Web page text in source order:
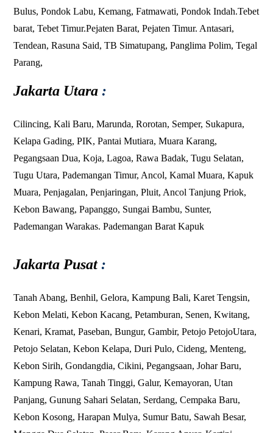
Bulus,Pondok Labu,Kemang,Fatmawati,Pondok Indah.Tebet
barat,Tebet Timur.Pejaten Barat,Pejaten Timur. Antasari,
Tendean,Rasuna Said,TB Simatupang,Panglima Polim,Tegal
Parang,
Jakarta Utara :
Cilincing,Kali Baru,Marunda,Rorotan, Semper, Sukapura,
Kelapa Gading,PIK,Pantai Mutiara,Muara Karang,
Pegangsaan Dua,Koja,Lagoa,Rawa Badak, Tugu Selatan,
Tugu Utara,Pademangan Timur, Ancol,Kamal Muara,Kapuk
Muara,Penjagalan,Penjaringan,Pluit, Ancol Tanjung Priok,
Kebon Bawang,Papanggo, Sungai Bambu, Sunter,
Pademangan Warakas.Pademangan Barat Kapuk
Jakarta Pusat:
Tanah Abang,Benhil,Gelora,Kampung Bali,Karet Tengsin,
Kebon Melati,Kebon Kacang,Petamburan, Senen,Kwitang,
Kenari,Kramat,Paseban,Bungur,Gambir, Petojo PetojoUtara,
Petojo Selatan,Kebon Kelapa,Duri Pulo,Cideng,Menteng,
Kebon Sirih,Gondangdia,Cikini,Pegangsaan,Johar Baru,
Kampung Rawa,Tanah Tinggi,Galur,Kemayoran,Utan
Panjang,Gunung Sahari Selatan, Serdang,Cempaka Baru,
Kebon Kosong,Harapan Mulya, Sumur Batu, Sawah Besar,